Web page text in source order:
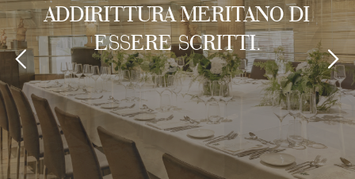
ADDIRITTURA MERITANO DI
ESSERE SCRITTI.